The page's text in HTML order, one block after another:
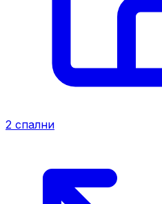
2 спални